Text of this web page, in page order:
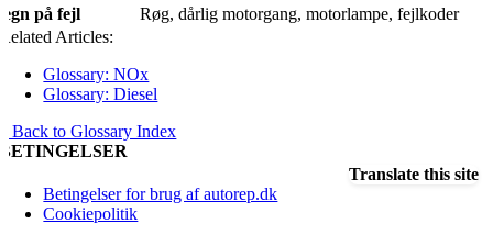
på fejl
Røg, dårlig motorgang, motorlampe, fejlkoder
Related Articles:
Glossary: NOx
Glossary: Diesel
« Back to Glossary Index
Translate this site
BETINGELSER
Betingelser for brug af autorep.dk
Cookiepolitik